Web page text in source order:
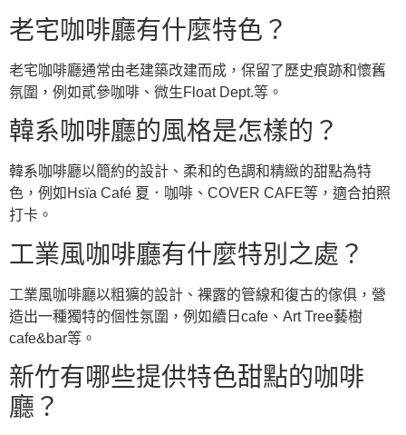
老宅咖啡廳有什麼特色？
老宅咖啡廳通常由老建築改建而成，保留了歷史痕跡和懷舊
氛圍，例如貳參咖啡、微生Float Dept.等。
韓系咖啡廳的風格是怎樣的？
韓系咖啡廳以簡約的設計、柔和的色調和精緻的甜點為特
色，例如Hsïa Café 夏．咖啡、COVER CAFE等，適合拍照
打卡。
工業風咖啡廳有什麼特別之處？
工業風咖啡廳以粗獷的設計、裸露的管線和復古的傢俱，營
造出一種獨特的個性氛圍，例如續日cafe、Art Tree藝樹
cafe&bar等。
新竹有哪些提供特色甜點的咖啡
廳？